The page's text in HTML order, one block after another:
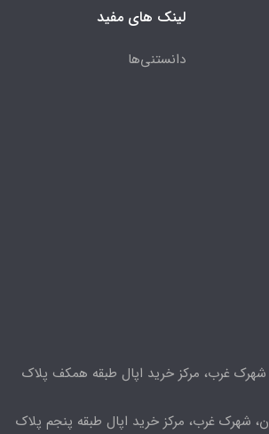
لینک های مفید
دانستنی‌ها
شهرک غرب، مرکز خرید اپال طبقه همکف پلاک
شعبه 1: تهران، شهرک غرب، مرکز خرید اپال طبقه پنجم پلاک